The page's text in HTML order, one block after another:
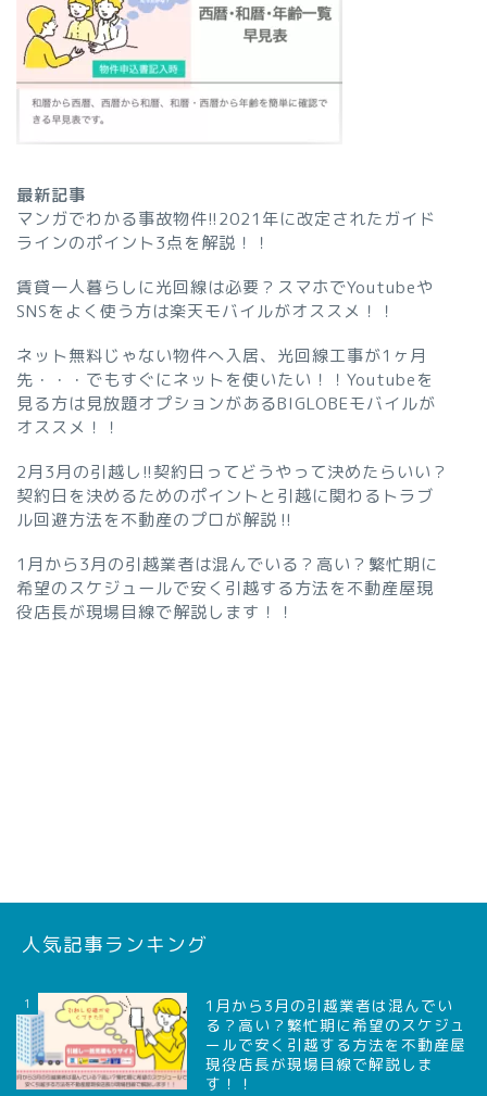
最新記事
マンガでわかる事故物件!!2021年に改定されたガイド
ラインのポイント3点を解説！！
賃貸一人暮らしに光回線は必要？スマホでYoutubeや
SNSをよく使う方は楽天モバイルがオススメ！！
ネット無料じゃない物件へ入居、光回線工事が1ヶ月
先・・・でもすぐにネットを使いたい！！Youtubeを
見る方は見放題オプションがあるBIGLOBEモバイルが
オススメ！！
2月3月の引越し!!契約日ってどうやって決めたらいい？
契約日を決めるためのポイントと引越に関わるトラブ
ル回避方法を不動産のプロが解説‼︎
1月から3月の引越業者は混んでいる？高い？繁忙期に
希望のスケジュールで安く引越する方法を不動産屋現
役店長が現場目線で解説します！！
人気記事ランキング
1
1月から3月の引越業者は混んでい
る？高い？繁忙期に希望のスケジュ
ールで安く引越する方法を不動産屋
現役店長が現場目線で解説しま
す！！